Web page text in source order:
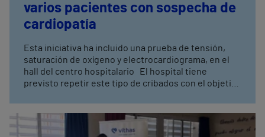
varios pacientes con sospecha de
cardiopatía
Esta iniciativa ha incluido una prueba de tensión,
saturación de oxígeno y electrocardiograma, en el
hall del centro hospitalario El hospital tiene
previsto repetir este tipo de cribados con el objetivo